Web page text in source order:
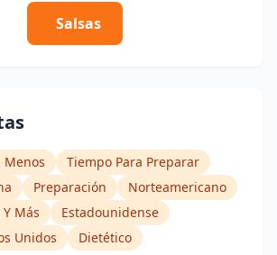
Salsas
Menos
Tiempo Para Preparar
Preparación
Norteamericano
Más
Estadounidense
Unidos
Dietético